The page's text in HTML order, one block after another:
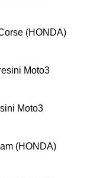
(HONDA)
Moto3
Moto3
(HONDA)